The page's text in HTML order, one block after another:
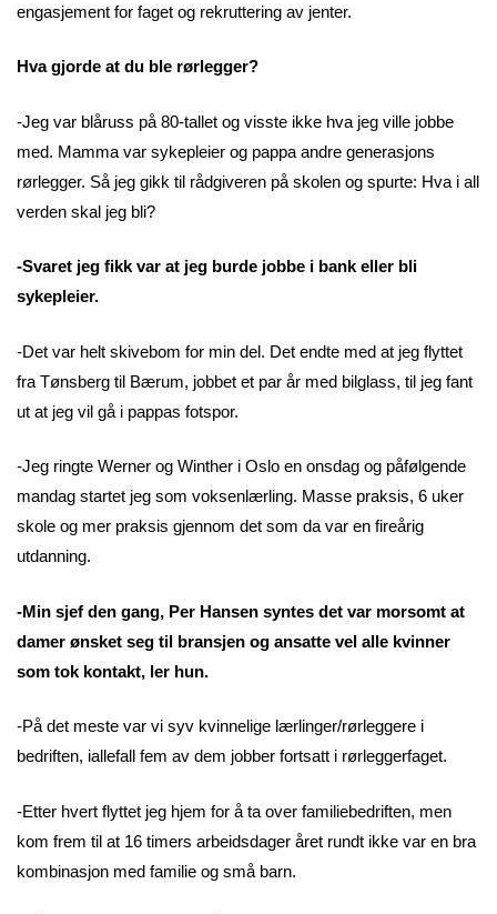
engasjement for faget og rekruttering av jenter.
Hva gjorde at du ble rørlegger?
-Jeg var blåruss på 80-tallet og visste ikke hva jeg ville jobbe
med. Mamma var sykepleier og pappa andre generasjons
rørlegger. Så jeg gikk til rådgiveren på skolen og spurte: Hva i all
verden skal jeg bli?
-Svaret jeg fikk var at jeg burde jobbe i bank eller bli
sykepleier.
-Det var helt skivebom for min del. Det endte med at jeg flyttet
fra Tønsberg til Bærum, jobbet et par år med bilglass, til jeg fant
ut at jeg vil gå i pappas fotspor.
-Jeg ringte Werner og Winther i Oslo en onsdag og påfølgende
mandag startet jeg som voksenlærling. Masse praksis, 6 uker
skole og mer praksis gjennom det som da var en fireårig
utdanning.
-Min sjef den gang, Per Hansen syntes det var morsomt at
damer ønsket seg til bransjen og ansatte vel alle kvinner
som tok kontakt, ler hun.
-På det meste var vi syv kvinnelige lærlinger/rørleggere i
bedriften, iallefall fem av dem jobber fortsatt i rørleggerfaget.
-Etter hvert flyttet jeg hjem for å ta over familiebedriften, men
kom frem til at 16 timers arbeidsdager året rundt ikke var en bra
kombinasjon med familie og små barn.